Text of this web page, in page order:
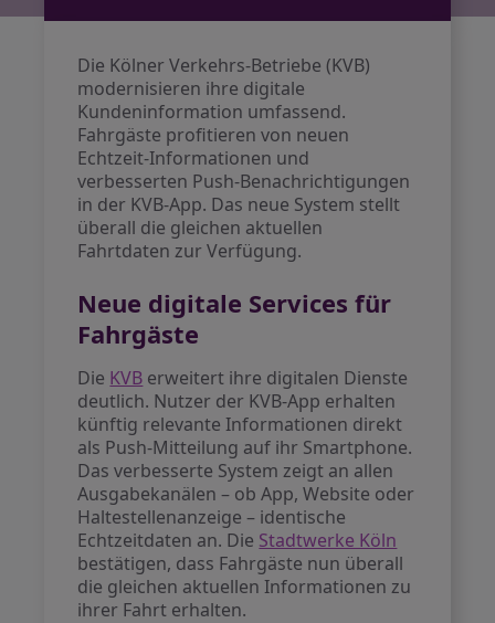
Die Kölner Verkehrs-Betriebe (KVB)
modernisieren ihre digitale
Kundeninformation umfassend.
Fahrgäste profitieren von neuen
Echtzeit-Informationen und
verbesserten Push-Benachrichtigungen
in der KVB-App. Das neue System stellt
überall die gleichen aktuellen
Fahrtdaten zur Verfügung.
Neue digitale Services für
Fahrgäste
Die KVB erweitert ihre digitalen Dienste
deutlich. Nutzer der KVB-App erhalten
künftig relevante Informationen direkt
als Push-Mitteilung auf ihr Smartphone.
Das verbesserte System zeigt an allen
Ausgabekanälen – ob App, Website oder
Haltestellenanzeige – identische
Echtzeitdaten an. Die Stadtwerke Köln
bestätigen, dass Fahrgäste nun überall
die gleichen aktuellen Informationen zu
ihrer Fahrt erhalten.